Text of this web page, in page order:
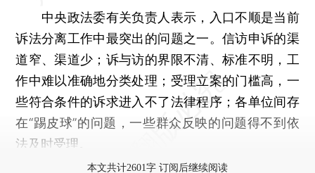
中央政法委有关负责人表示，入口不顺是当前
诉法分离工作中最突出的问题之一。信访申诉的渠
道窄、渠道少；诉与访的界限不清、标准不明，工
作中难以准确地分类处理；受理立案的门槛高，一
些符合条件的诉求进入不了法律程序；各单位间存
在“踢皮球”的问题，一些群众反映的问题得不到依
法及时受理。
本文共计2601字 订阅后继续阅读